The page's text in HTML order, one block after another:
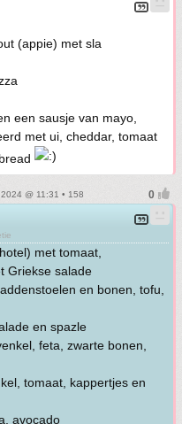
(appie) met sla
een sausje van mayo,
met ui, cheddar, tomaat
@ 11:31 • 158
met tomaat,
Griekse salade
en bonen, tofu,
en spazle
feta, zwarte bonen,
tomaat, kappertjes en
avocado